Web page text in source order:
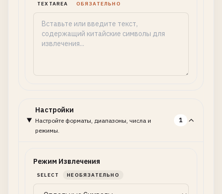
TEXTAREA ОБЯЗАТЕЛЬНО
Настройки
Настройте форматы, диапазоны, числа и
режимы.
1
Режим Извлечения
SELECT НЕОБЯЗАТЕЛЬНО